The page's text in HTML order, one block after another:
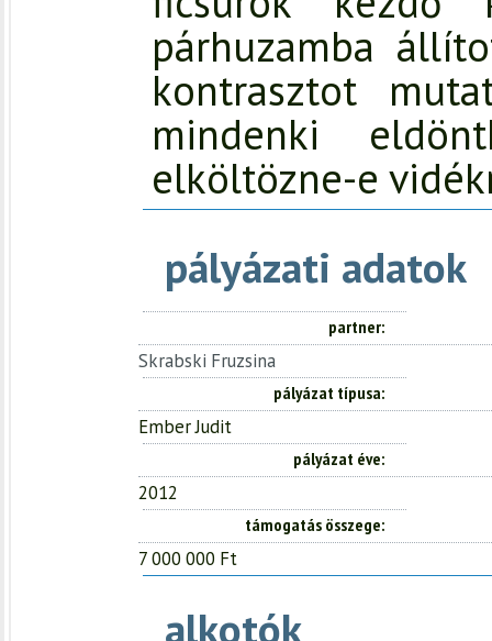
párhuzamba
kontrasztot
mindenki
elköltözne-e
pályázati adatok
partner
Skrabski Fruzsina
pályázat típusa
Ember Judit
pályázat éve
2012
támogatás összege
7 000 000 Ft
alkotók